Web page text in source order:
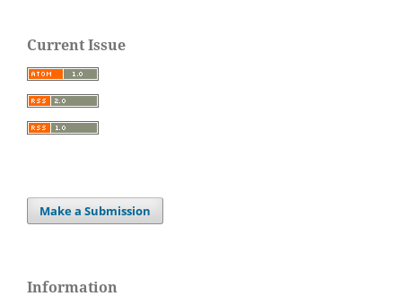
Current Issue
Make a Submission
Information